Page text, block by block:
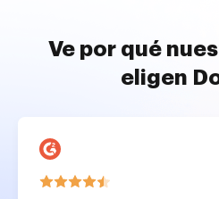
Ve por qué
eligen